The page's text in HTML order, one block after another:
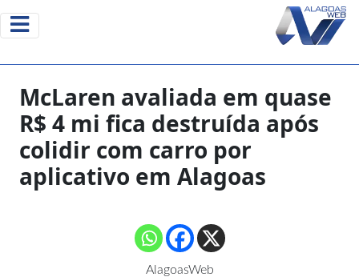
McLaren avaliada em quase
R$ 4 mi fica destruída após
colidir com carro por
aplicativo em Alagoas
AlagoasWeb